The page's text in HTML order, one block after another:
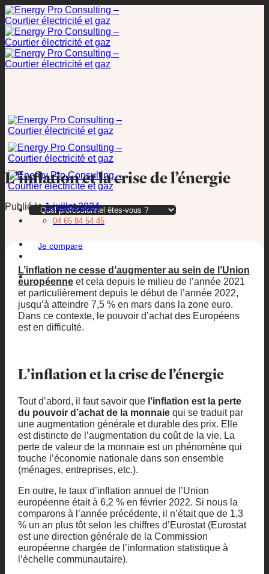
Passer
au
contenu
04 65 84 54 45
Je compare
L’inflation et la crise de l’énergie
Publié le1 juillet 2024
L’inflation ne cesse d’augmenter au sein de l’Union
européenneet cela depuis le milieu de l’année 2021
et particulièrement depuis le début de l’année 2022,
jusqu’à atteindre 7,5 % en mars dans la zone euro.
Dans ce contexte, le pouvoir d’achat des Européens
est en difficulté.
L’inflation et la crise de l’énergie
Tout d’abord, il faut savoir que l’inflation est la perte
du pouvoir d’achat de la monnaiequi se traduit par
une augmentation générale et durable des prix. Elle
est distincte de l’augmentation du coût de la vie. La
perte de valeur de la monnaie est un phénomène qui
touche l’économie nationale dans son ensemble
(ménages, entreprises, etc.).
En outre, le taux d’inflation annuel de l’Union
européenne était à 6,2 % en février 2022. Si nous la
comparons à l’année précédente, il n’était que de 1,3
% un an plus tôt selon les chiffres d’Eurostat (Eurostat
est une direction générale de la Commission
européenne chargée de l’information statistique à
l’échelle communautaire).